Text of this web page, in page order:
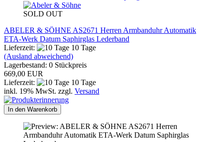
SOLD OUT
ABELER & SÖHNE AS2671 Herren Armbanduhr Automatik
ETA-Werk Datum Saphirglas Lederband
Lieferzeit:
10 Tage
(Ausland abweichend)
Lagerbestand: 0 Stückpreis
669,00 EUR
Lieferzeit:
10 Tage
inkl. 19% MwSt. zzgl. Versand
In den Warenkorb